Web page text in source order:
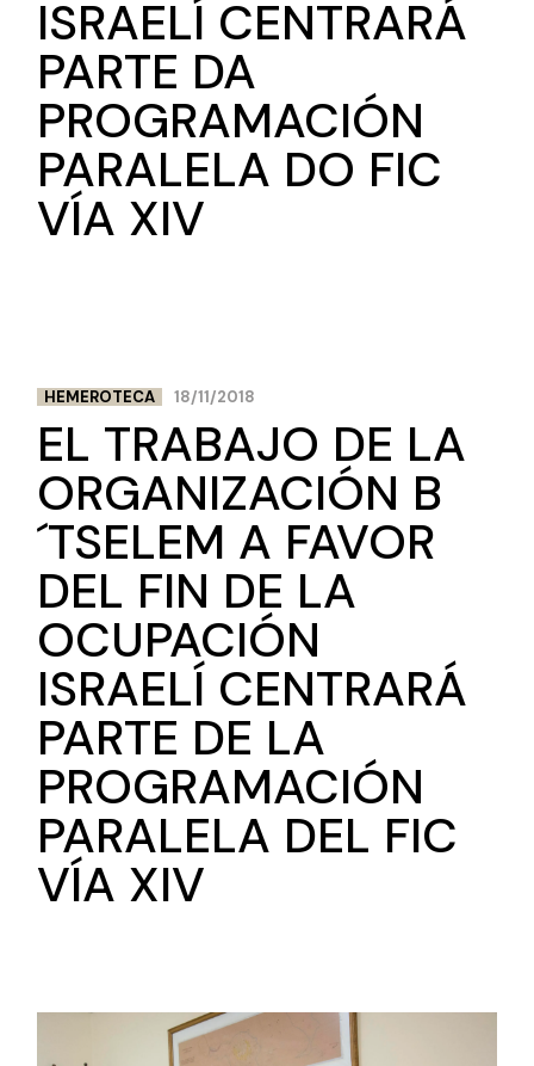
ISRAELÍ CENTRARÁ
PARTE DA
PROGRAMACIÓN
PARALELA DO FIC
VÍA XIV
HEMEROTECA 18/11/2018
EL TRABAJO DE LA
ORGANIZACIÓN B
´TSELEM A FAVOR
DEL FIN DE LA
OCUPACIÓN
ISRAELÍ CENTRARÁ
PARTE DE LA
PROGRAMACIÓN
PARALELA DEL FIC
VÍA XIV